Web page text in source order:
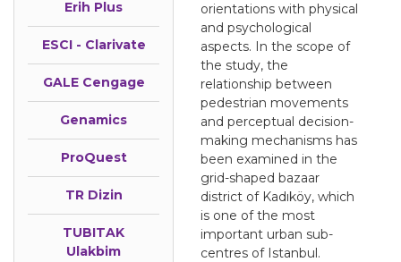
Erih Plus
ESCI - Clarivate
GALE Cengage
Genamics
ProQuest
TR Dizin
TUBITAK
Ulakbim
orientations with physical
and psychological
aspects. In the scope of
the study, the
relationship between
pedestrian movements
and perceptual decision-
making mechanisms has
been examined in the
grid-shaped bazaar
district of Kadıköy, which
is one of the most
important urban sub-
centres of Istanbul.